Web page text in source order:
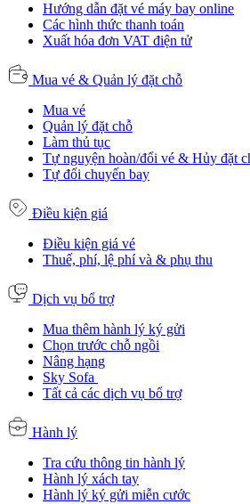
Hướng dẫn đặt vé máy bay online
Các hình thức thanh toán
Xuất hóa đơn VAT điện tử
Mua vé & Quản lý đặt chỗ
Mua vé
Quản lý đặt chỗ
Làm thủ tục
Tự nguyện hoàn/đổi vé & Hủy đặt
Tự đổi chuyến bay
Điều kiện giá
Điều kiện giá vé
Thuế, phí, lệ phí và & phụ thu
Dịch vụ bổ trợ
Mua thêm hành lý ký gửi
Chọn trước chỗ ngồi
Nâng hạng
Sky Sofa
Tất cả các dịch vụ bổ trợ
Hành lý
Tra cứu thông tin hành lý
Hành lý xách tay
Hành lý ký gửi miễn cước